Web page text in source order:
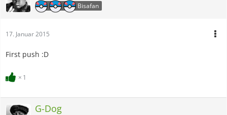
Bisafan
17. Januar 2015
First push :D
1
G-Dog